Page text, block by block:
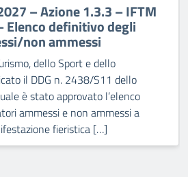
– Azione 1.3.3 – IFTM
Elenco definitivo degli
non ammessi
dello Sport e dello
il DDG n. 2438/S11 dello
è stato approvato l’elenco
ammessi e non ammessi a
fieristica […]